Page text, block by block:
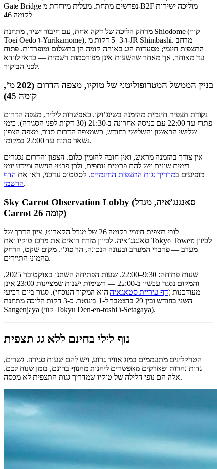
Gate Bridge נפרשים מתחת. מעלית מיוחדת מ-B2F מוליכה ישירות
לקומה 46.
מרחק הליכה של דקה אחת, עם חיבור ישיר, מתחנת Shiodome (קווי
Toei Oedo ו-Yurikamome), ו-3–5 דקות מ-JR Shimbashi. מרחב
התצפית חינמי; מסעדות הגג באותה קומה הן בתשלום ומופרדות. פתוח
עד מאוחר, אך מאחר שהשעות אינן מפורסמות רשמית — כדאי לוודא
לפני הביקור.
בניין הממשל המטרופוליטני של טוקיו, מצפה הדרום (202 מ’,
קומה 45)
נקודת תצפית חינמית מהימנה בשינג’וקו. כאפשרות לילית, מצפה הדרום
פתוח עד 22:00 עם כניסה אחרונה ב-21:30 (30 דקות לפני הסגירה). בימי
שלישי הראשון והשלישי בחודש, כשמצפה הדרום סגור, מצפה הצפון
נשאר פתוח עד 22:00 במקומו.
אין צורך בהזמנה מראש, ואין חובה להזמין כלום. הצפון והדרום נסגרים
בימים שונים ויש להם פרטים נוספים, ולכן פרטי הגישה ומידע יומי
מופיעים במדריך גגות התצפית החינמיים. לסטטוס עדכני, ראו את הדף
הרשמי.
Sky Carrot Observation Lobby (סאנגנג’איה, מגדל
Carrot קומה 26)
לובי תצפית חינמי בקומה 26 של מגדל הקארוט, ציון הדרך של
סאנגנג’איה. לכיוון מזרח רואים את מרכז טוקיו ואת Tokyo Tower; לכיוון
מערב — פרברי המערב ובעונה הנכונה, הר פוג’י. מקום שקט, הרחק
מהמוני התיירים.
שעות פתיחה: 9:30–22:00. שעות הפתיחה השתנו באוקטובר 2025,
והמקום נסגר עכשיו ב-22:00 — רשימות ישנות שמציינות 23:00 אינן
מעודכנות (דף עיריית סטאגאיה הוא המקור הנוכחי). סגור ביום רביעי
השני בחודש ובין 29 בדצמבר ל-1 בינואר. כ-3 דקות הליכה מתחנת
Sangenjaya (קווי Tokyu Den-en-toshi ו-Setagaya).
נוף לילי בחינם ללא גג תצפית
הטרקלינים מתעממים במזג אוויר גרוע, ויש להם שעות סגירה. גשרים,
גדות נהרות ופארקים מאפשרים ליהנות מהנוף בחינם, בזמן שנוח לכם.
אלה הם נופי הלילה של טוקיו שמדריך גגות התצפית לא מכסה.